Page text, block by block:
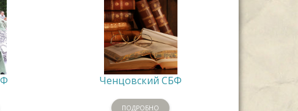
Ченцовский СБФ
ПОДРОБНО